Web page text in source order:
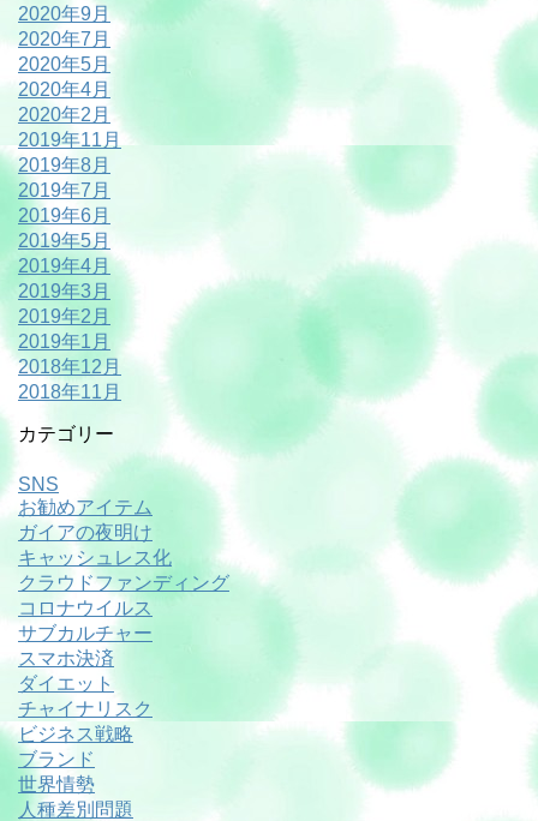
2020年9月
2020年7月
2020年5月
2020年4月
2020年2月
2019年11月
2019年8月
2019年7月
2019年6月
2019年5月
2019年4月
2019年3月
2019年2月
2019年1月
2018年12月
2018年11月
カテゴリー
SNS
お勧めアイテム
ガイアの夜明け
キャッシュレス化
クラウドファンディング
コロナウイルス
サブカルチャー
スマホ決済
ダイエット
チャイナリスク
ビジネス戦略
ブランド
世界情勢
人種差別問題